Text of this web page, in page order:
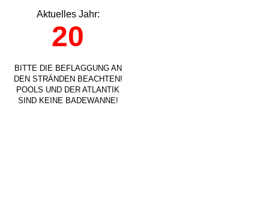
Aktuelles Jahr:
20
BITTE DIE BEFLAGGUNG AN
DEN STRÄNDEN BEACHTEN!
POOLS UND DER ATLANTIK
SIND KEINE BADEWANNE!